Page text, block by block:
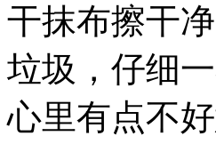
干抹布擦干
垃圾，仔细
心里有点不